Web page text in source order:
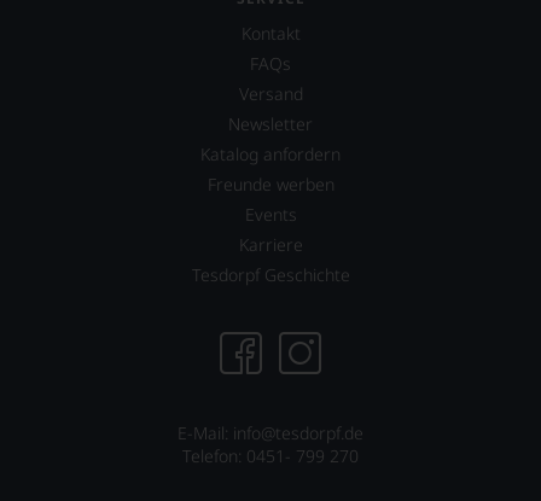
Kontakt
FAQs
Versand
Newsletter
Katalog anfordern
Freunde werben
Events
Karriere
Tesdorpf Geschichte
E-Mail: info@tesdorpf.de
Telefon: 0451- 799 270